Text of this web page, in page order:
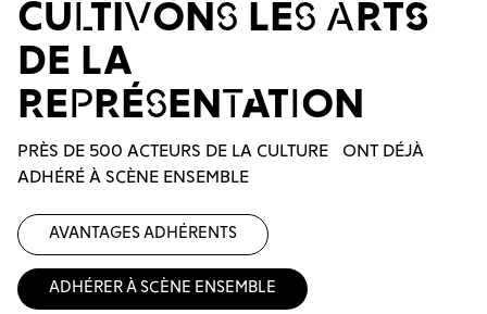
CULTIVONS LES ARTS
DE LA
REPRÉSENTATION
PRÈS DE 500 ACTEURS DE LA CULTURE ONT DÉJÀ
ADHÉRÉ À SCÈNE ENSEMBLE
Avantages adhérents
Adhérer à Scène Ensemble